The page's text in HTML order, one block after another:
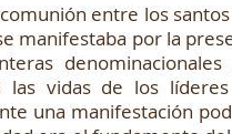
entre los
manifestaba por la
vidas de los
una manifestación